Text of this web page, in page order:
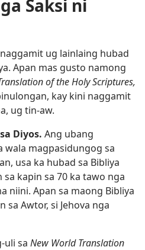
Saksi ni
ug lainlaing hubad
Apan mas gusto namong
of the Holy Scriptures,
kay kini naggamit
ug tin-aw.
Diyos. Ang ubang
wala magpasidungog sa
usa ka hubad sa Bibliya
kapin sa 70 ka tawo nga
niini. Apan sa maong Bibliya
Awtor, si Jehova nga
uli sa New World Translation